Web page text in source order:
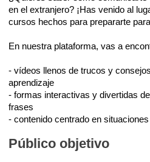
en el extranjero? ¡Has venido al
cursos hechos para prepararte
En nuestra plataforma, vas a
- vídeos llenos de trucos y
aprendizaje
- formas interactivas y divertidas
frases
- contenido centrado en
Público objetivo